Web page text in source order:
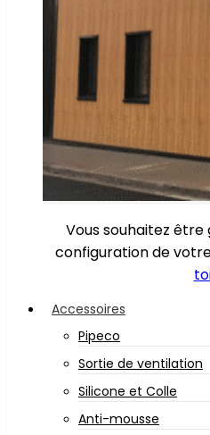
Vous souhaitez être
configuration de
Accessoires
Pipeco
Sortie de ventilation
Silicone et Colle
Anti-mousse